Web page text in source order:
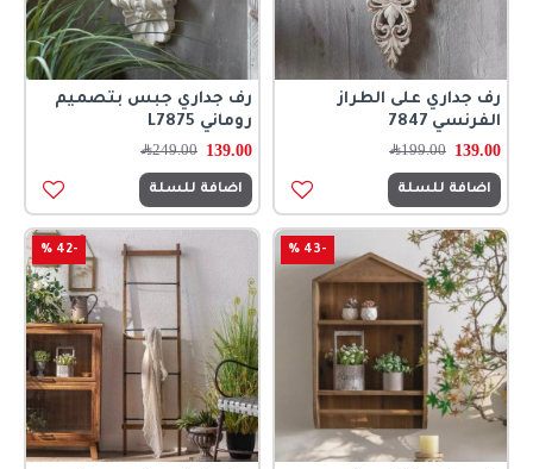
رف جداري على الطراز
الفرنسي 7847
139.00
199.00﷼
اضافة للسلة
رف جداري جبس بتصميم
روماني L7875
139.00
249.00﷼
اضافة للسلة
-43 %
-42 %